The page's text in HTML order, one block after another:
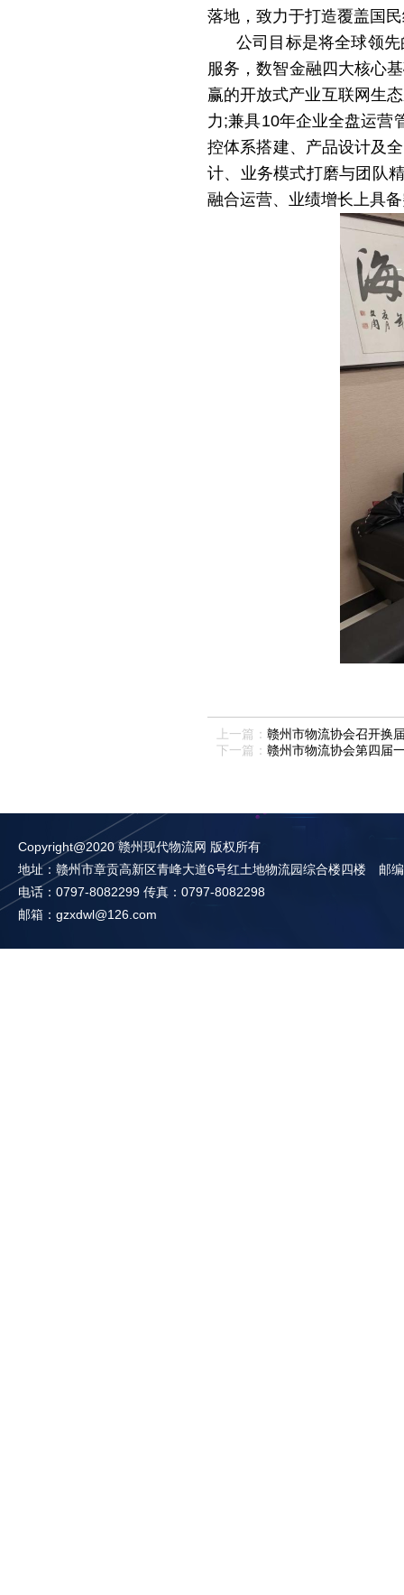
落地，致力于打造覆盖国
公司目标是将全球领
服务，数智金融四大核心
赢的开放式产业互联网生
力;兼具10年企业全盘运营
控体系搭建、产品设计及
计、业务模式打磨与团队
融合运营、业绩增长上具
上一篇： 赣州市物流协会召开换
下一篇： 赣州市物流协会第四届
Copyright@2020 赣州现代物流网 版权所有
地址：赣州市章贡高新区青峰大道6号红土地物流园综合楼四楼 邮
电话：0797-8082299 传真：0797-8082298
邮箱：gzxdwl@126.com